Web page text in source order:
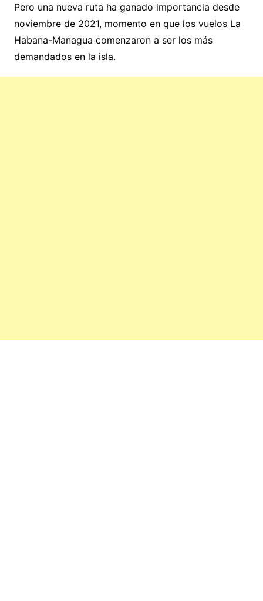
Pero una nueva ruta ha ganado importancia desde
noviembre de 2021, momento en que los vuelos La
Habana-Managua comenzaron a ser los más
demandados en la isla.